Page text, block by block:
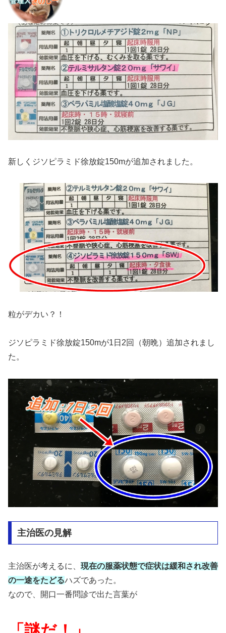
新しくジソピラミド徐放錠150mが追加されました。
粒がデカい？！
ジソピラミド徐放錠150mが1日2回（朝晩）追加されまし
た。
主治医の見解
主治医が考えるに、 現在の服薬状態で症状は緩和され改善
の一途をたどるハズであった。
なので、開口一番問診で出た言葉が